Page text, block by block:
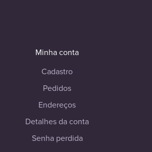
Minha conta
Cadastro
Pedidos
Endereços
Detalhes da conta
Senha perdida